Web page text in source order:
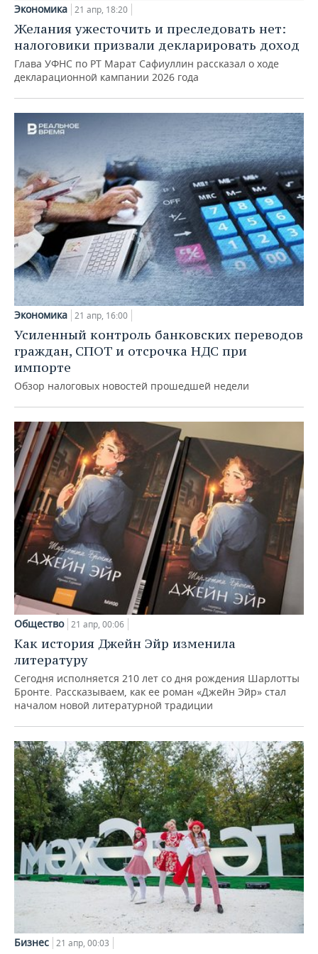
НЕФТЕХИМИЯ
НЕФТЬ
ОПК
ЭНЕРГЕТИКА
РОЗНИЧНАЯ ТОРГОВЛЯ
ТРАНСПОРТ
НОВОСТИ ТЕХНОЛОГИЙ
IT
ТЕЛЕКОММУНИКАЦИИ
МЕРОПРИЯТИЯ
НОВОСТИ МЕРОПРИЯТИЙ
БИЗНЕС-БРАНЧИ
ONLINE-КОНФЕРЕНЦИИ
ОТКРЫТАЯ ЛЕКЦИЯ
СПОРТ
ФУТБОЛ
БАСКЕТБОЛ
ВОЛЕЙБОЛ
КИБЕРСПОРТ
ФИГУРНОЕ КАТАНИЕ
ВОДНЫЕ ВИДЫ СПОРТА
ХОККЕЙ С МЯЧОМ
НОВОСТИ ОБЩЕСТВА
ИНФРАСТРУКТУРА
ИСТОРИЯ
КУЛЬТУРА
МЕДИЦИНА
ОБРАЗОВАНИЕ
ПРОИСШЕСТВИЯ
ФОТОГАЛЕРЕЯ
СЮЖЕТЫ
СПРАВОЧНИК
СПИСОК ПЕРСОН
СПИСОК КОМПАНИЙ
ПОЛНАЯ ВЕРСИЯ
Экономика 21 апр, 18:20
Желания ужесточить и преследовать нет:
налоговики призвали декларировать доход
Глава УФНС по РТ Марат Сафиуллин рассказал о ходе
декларационной кампании 2026 года
Экономика 21 апр, 16:00
Усиленный контроль банковских переводов
граждан, СПОТ и отсрочка НДС при
импорте
Обзор налоговых новостей прошедшей недели
Общество 21 апр, 00:06
Как история Джейн Эйр изменила
литературу
Сегодня исполняется 210 лет со дня рождения Шарлотты
Бронте. Рассказываем, как ее роман «Джейн Эйр» стал
началом новой литературной традиции
Бизнес 21 апр, 00:03